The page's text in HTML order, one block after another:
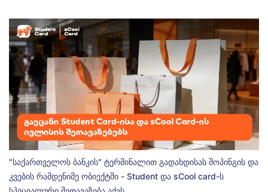
"საქართველოს ბანკის" ტერმინალით გადახდისას შოპინგის და
კვების რამდენიმე ობიექტში - Student და sCool card-ს